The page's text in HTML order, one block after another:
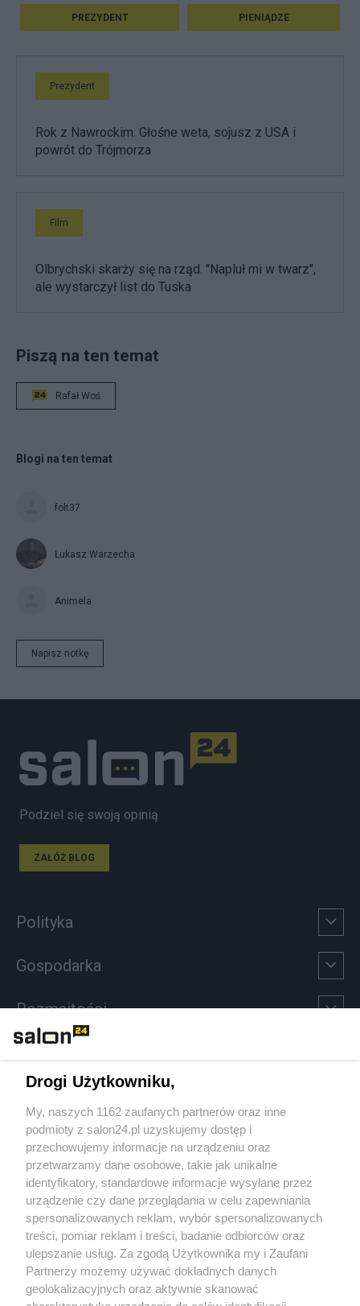
PREZYDENT PIENIĄDZE
Prezydent
Rok z Nawrockim. Głośne weta, sojusz z USA i
powrót do Trójmorza
Film
Olbrychski skarży się na rząd. "Napluł mi w twarz",
ale wystarczył list do Tuska
Piszą na ten temat
Rafał Woś
Blogi na ten temat
folt37
Łukasz Warzecha
Animela
Napisz notkę
Podziel się swoją opinią
ZAŁÓŻ BLOG
Polityka
Gospodarka
Rozmaitości
Sport
Społeczeństwo
Kultura
X Facebook Instagram Youtube
Drogi Użytkowniku,
My, naszych 1162 zaufanych partnerów oraz inne
podmioty z salon24.pl uzyskujemy dostęp i
przechowujemy informacje na urządzeniu oraz
przetwarzamy dane osobowe, takie jak unikalne
identyfikatory, standardowe informacje wysyłane przez
urządzenie czy dane przeglądania w celu zapewniania
spersonalizowanych reklam, wybór spersonalizowanych
treści, pomiar reklam i treści, badanie odbiorców oraz
ulepszanie usług. Za zgodą Użytkownika my i Zaufani
Partnerzy możemy używać dokładnych danych
geolokalizacyjnych oraz aktywnie skanować